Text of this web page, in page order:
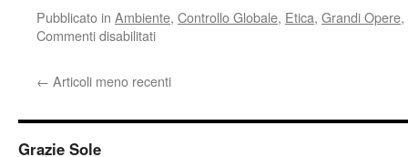
Pubblicato in Ambiente, Controllo Globale, Etica, Grandi Opere,
Commenti disabilitatisu
la
terra
← Articoli meno recenti
Grazie Sole